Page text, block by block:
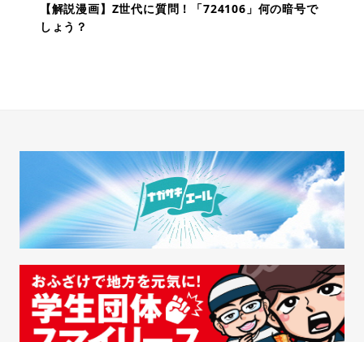
【解説漫画】Z世代に質問！「724106」何の暗号で
しょう？